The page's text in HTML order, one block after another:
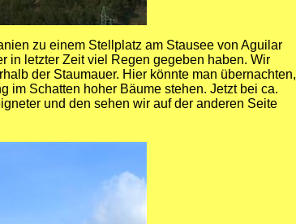
zu einem Stellplatz am Stausee von Aguilar
in letzter Zeit viel Regen gegeben haben. Wir
der Staumauer. Hier könnte man übernachten,
im Schatten hoher Bäume stehen. Jetzt bei ca.
und den sehen wir auf der anderen Seite